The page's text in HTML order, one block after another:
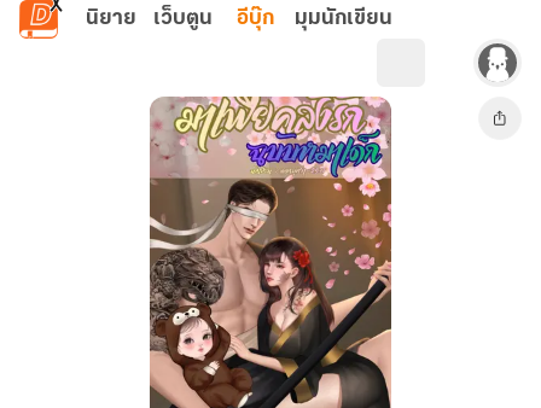
ข้ามไปยังเนื้อหาหลัก
นิยาย เว็บตูน อีบุ๊ก มุมนักเขียน